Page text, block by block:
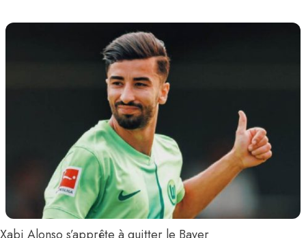
Xabi Alonso s’apprête à quitter le Bayer